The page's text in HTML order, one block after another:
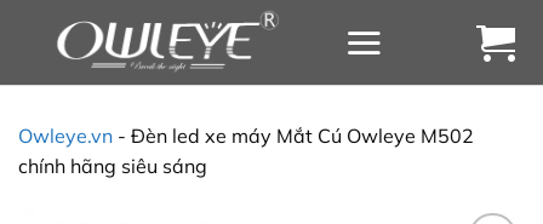
Owleye.vn - Đèn led xe máy Mắt Cú Owleye M502
chính hãng siêu sáng